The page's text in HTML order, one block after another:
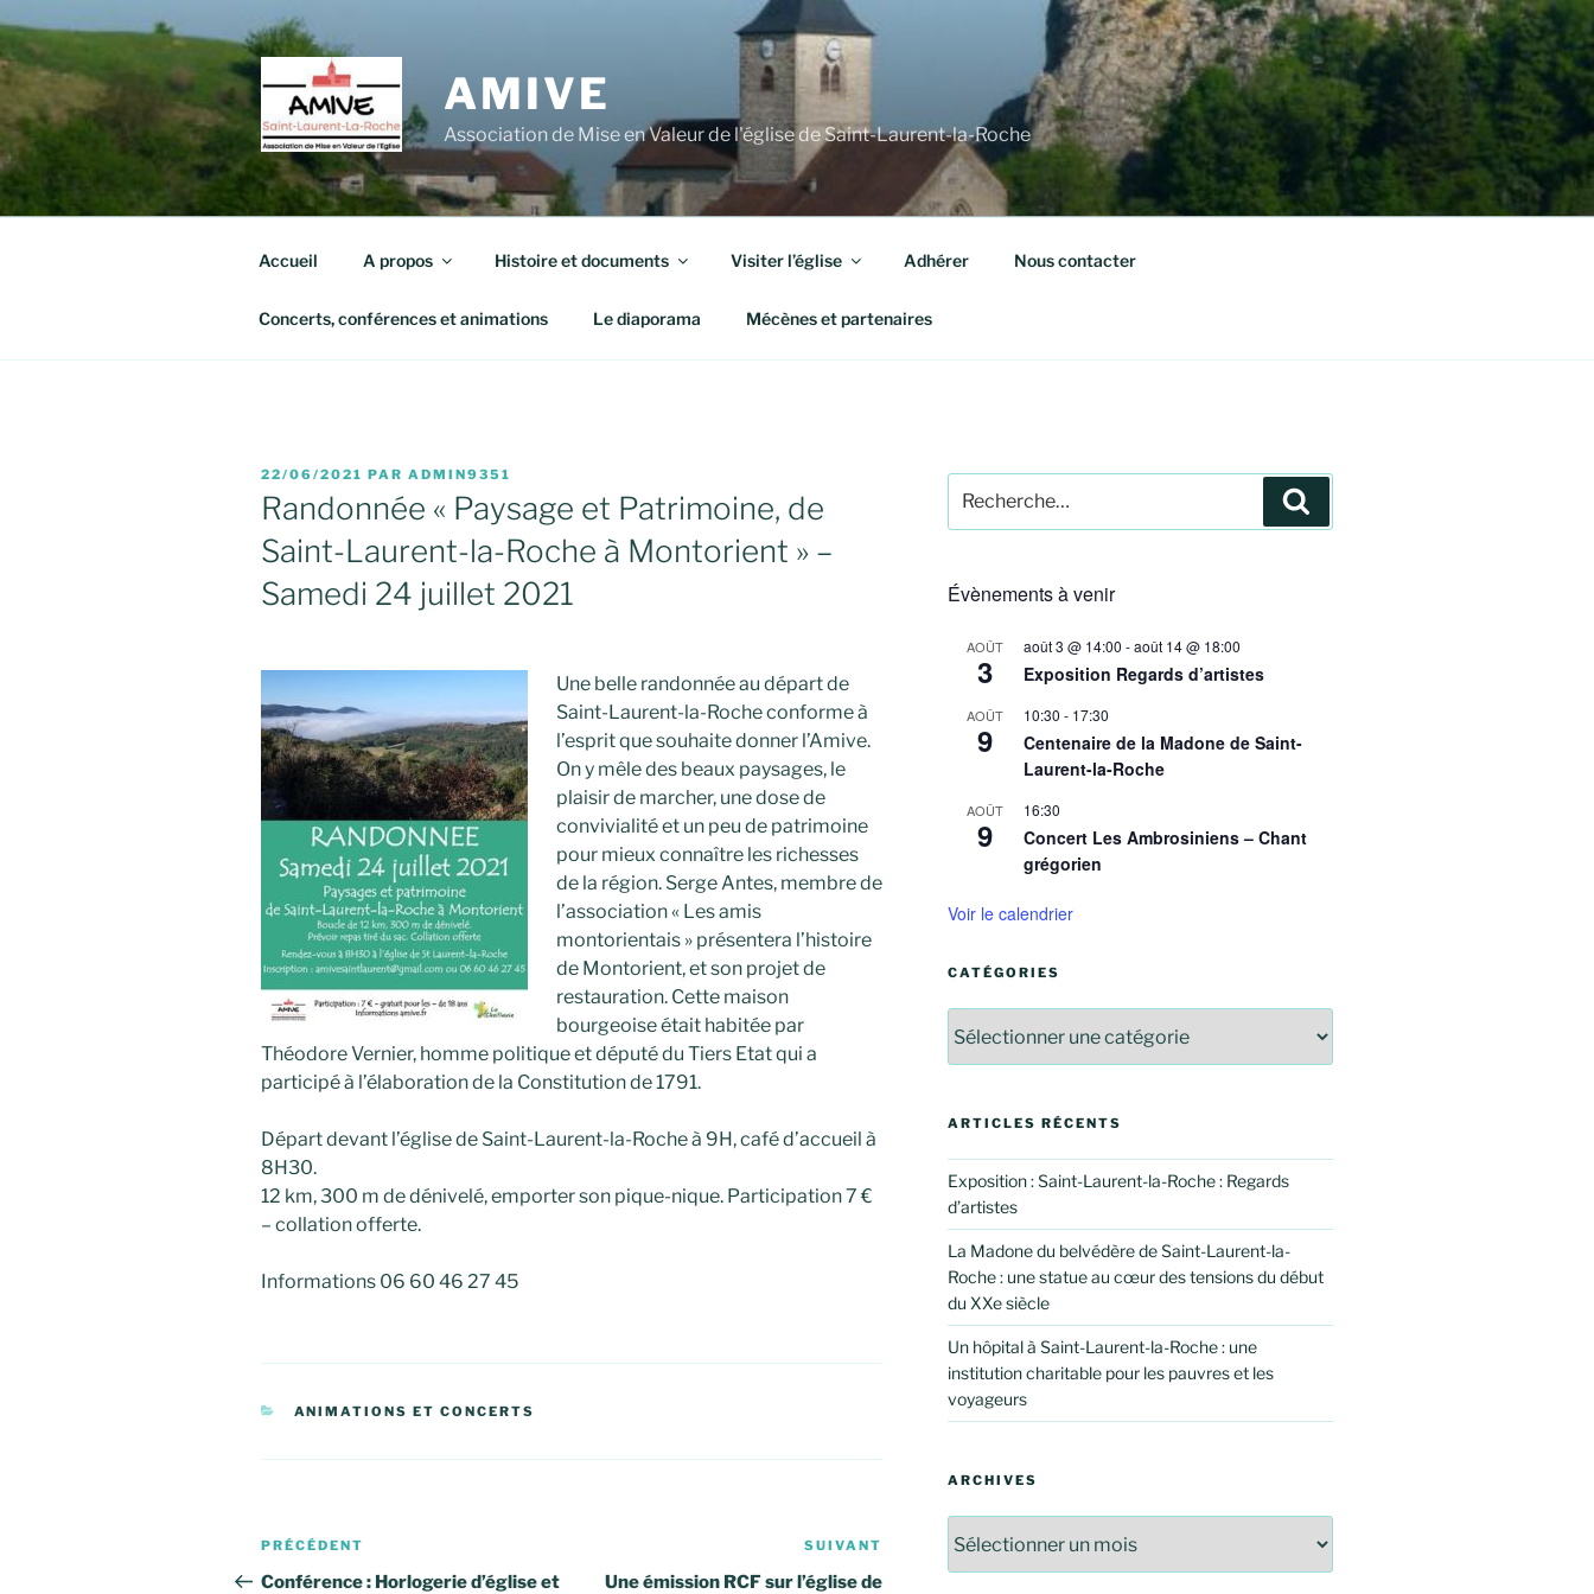
au
contenu
principal
AMIVE
Association de Mise en Valeur de l'église de Saint-Laurent-la-Roche
Accueil A propos Histoire et documents Visiter l’église Adhérer Nous contacter
Concerts, conférences et animations Le diaporama Mécènes et partenaires
PUBLIÉ
LE
22/06/2021 PAR ADMIN9351
Randonnée « Paysage et Patrimoine, de
Saint-Laurent-la-Roche à Montorient » –
Samedi 24 juillet 2021
Une belle randonnée au départ de
Saint-Laurent-la-Roche conforme à
l’esprit que souhaite donner l’Amive.
On y mêle des beaux paysages, le
plaisir de marcher, une dose de
convivialité et un peu de patrimoine
pour mieux connaître les richesses
de la région. Serge Antes, membre de
l’association « Les amis
montorientais » présentera l’histoire
de Montorient, et son projet de
restauration. Cette maison
bourgeoise était habitée par
Théodore Vernier, homme politique et député du Tiers Etat qui a
participé à l’élaboration de la Constitution de 1791.
Départ devant l’église de Saint-Laurent-la-Roche à 9H, café d’accueil à
8H30.
12 km, 300 m de dénivelé, emporter son pique-nique. Participation 7 €
– collation offerte.
Informations 06 60 46 27 45
CATÉGORIES
ANIMATIONS ET CONCERTS
Navigation
de
Article
précédent
PRÉCÉDENT
Conférence : Horlogerie d’église et
suivant
SUIVANT
Une émission RCF sur l’église de
pour
:
Évènements à venir
AOÛT
3
août 3 @ 14:00 -août 14 @ 18:00
Exposition Regards d’artistes
AOÛT
9
10:30 - 17:30
Centenaire de la Madone de Saint-
Laurent-la-Roche
AOÛT
9
16:30
Concert Les Ambrosiniens – Chant
grégorien
Voir le calendrier
CATÉGORIES
ARTICLES RÉCENTS
Exposition : Saint-Laurent-la-Roche : Regards
d’artistes
La Madone du belvédère de Saint-Laurent-la-
Roche : une statue au cœur des tensions du début
du XXe siècle
Un hôpital à Saint-Laurent-la-Roche : une
institution charitable pour les pauvres et les
voyageurs
ARCHIVES